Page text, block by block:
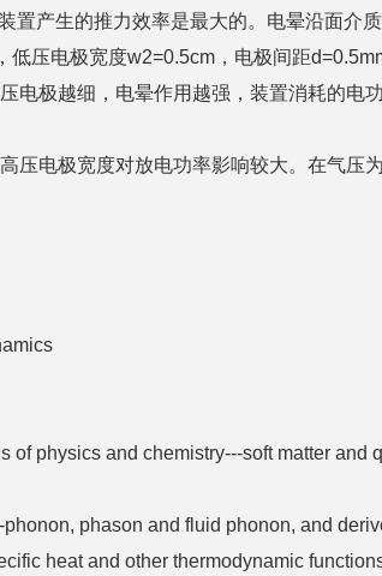
产生的推力效率是最大的。电晕沿面介
压电极宽度w2=0.5cm，电极间距
电极越细，电晕作用越强，装置消耗的电
压电极宽度对放电功率影响较大。在气压
physics and chemistry---soft matter and
phason and fluid phonon, and
heat and other thermodynamic